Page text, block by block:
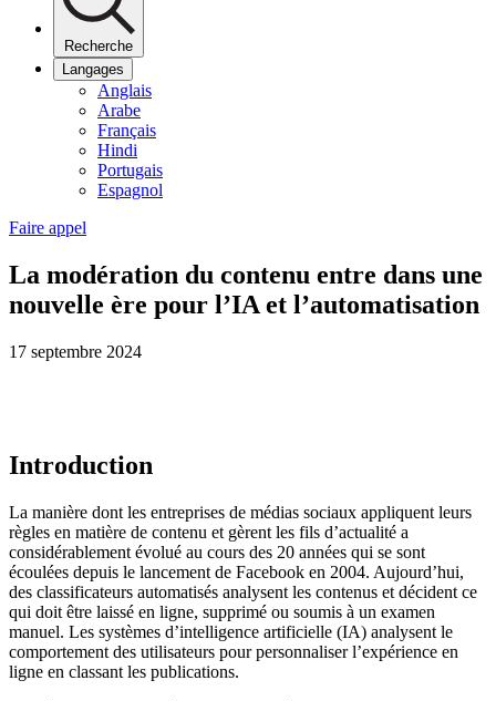
Recherche
Langages
Anglais
Arabe
Français
Hindi
Portugais
Espagnol
Faire appel
La modération du contenu entre dans une
nouvelle ère pour l’IA et l’automatisation
17 septembre 2024
Introduction
La manière dont les entreprises de médias sociaux appliquent leurs
règles en matière de contenu et gèrent les fils d’actualité a
considérablement évolué au cours des 20 années qui se sont
écoulées depuis le lancement de Facebook en 2004. Aujourd’hui,
des classificateurs automatisés analysent les contenus et décident ce
qui doit être laissé en ligne, supprimé ou soumis à un examen
manuel. Les systèmes d’intelligence artificielle (IA) analysent le
comportement des utilisateurs pour personnaliser l’expérience en
ligne en classant les publications.